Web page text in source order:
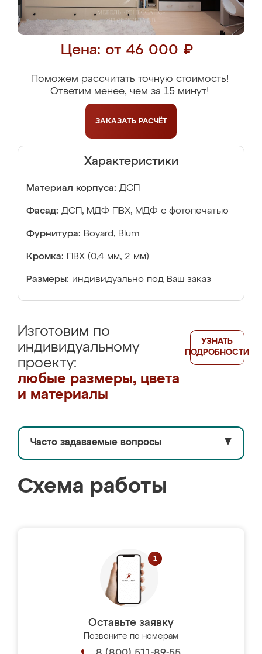
Цена: от 46 000 ₽
Поможем рассчитать точную стоимость!
Ответим менее, чем за 15 минут!
ЗАКАЗАТЬ РАСЧЁТ
Характеристики
Материал корпуса: ДСП
Фасад: ДСП, МДФ ПВХ, МДФ с фотопечатью
Фурнитура: Boyard, Blum
Кромка: ПВХ (0,4 мм, 2 мм)
Размеры: индивидуально под Ваш заказ
Изготовим по
индивидуальному
проекту:
любые размеры, цвета
и материалы
УЗНАТЬ
ПОДРОБНОСТИ
Часто задаваемые вопросы ▼
Схема работы
Оставьте заявку
Позвоните по номерам